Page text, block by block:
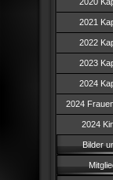
2021
2022
2023
2024
2024
2024
Bilder